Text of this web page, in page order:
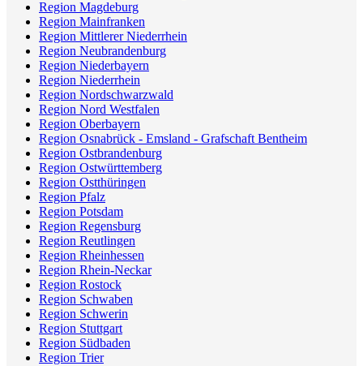
Region Magdeburg
Region Mainfranken
Region Mittlerer Niederrhein
Region Neubrandenburg
Region Niederbayern
Region Niederrhein
Region Nordschwarzwald
Region Nord Westfalen
Region Oberbayern
Region Osnabrück - Emsland - Grafschaft Bentheim
Region Ostbrandenburg
Region Ostwürttemberg
Region Ostthüringen
Region Pfalz
Region Potsdam
Region Regensburg
Region Reutlingen
Region Rheinhessen
Region Rhein-Neckar
Region Rostock
Region Schwaben
Region Schwerin
Region Stuttgart
Region Südbaden
Region Trier